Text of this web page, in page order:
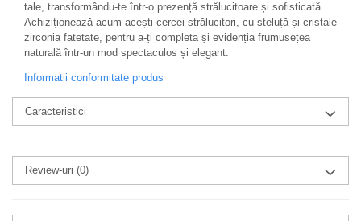
tale, transformându-te într-o prezență strălucitoare și sofisticată.
Achiziționează acum acești cercei strălucitori, cu steluță și cristale
zirconia fatetate, pentru a-ți completa și evidenția frumusețea
naturală într-un mod spectaculos și elegant.
Informatii conformitate produs
Caracteristici
Review-uri (0)